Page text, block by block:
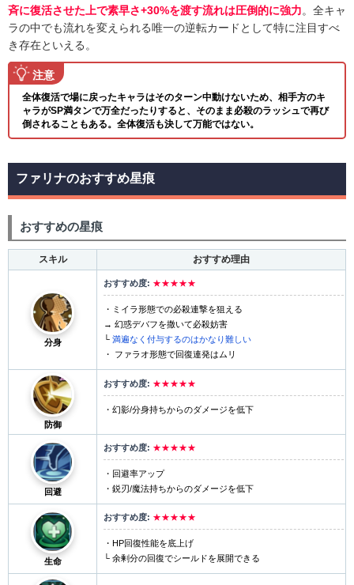
斉に復活させた上で素早さ+30%を渡す流れは圧倒的に強力。全キャ
ラの中でも流れを変えられる唯一の逆転カードとして特に注目すべ
き存在といえる。
注意
全体復活で場に戻ったキャラはそのターン中動けないため、相手方のキ
ャラがSP満タンで万全だったりすると、そのまま必殺のラッシュで再び
倒されることもある。全体復活も決して万能ではない。
ファリナのおすすめ星痕
おすすめの星痕
スキル おすすめ理由
分身
★★★★★
・ミイラ形態での必殺連撃を狙える
→ 幻惑デバフを撒いて必殺妨害
└ 満遍なく付与するのはかなり難しい
・ ファラオ形態で回復連発はムリ
防御
★★★★★
・幻影/分身持ちからのダメージを低下
回避
★★★★★
・回避率アップ
・鋭刃/魔法持ちからのダメージを低下
生命
★★★★★
・HP回復性能を底上げ
└ 余剰分の回復でシールドを展開できる